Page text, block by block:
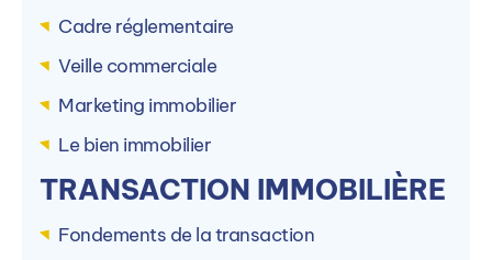
Cadre réglementaire
Veille commerciale
Marketing immobilier
Le bien immobilier
TRANSACTION IMMOBILIÈRE
Fondements de la transaction
Contacter par mail
Contacter par téléphone
Accéder à la formation sur le site de
PIGIER